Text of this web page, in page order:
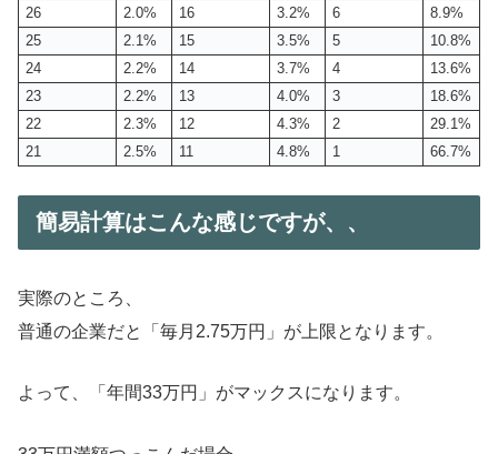
26
2.0% 16 3.2% 6
8.9%
25
2.1% 15 3.5% 5
10.8%
24
2.2% 14 3.7% 4
13.6%
23
2.2% 13 4.0% 3
18.6%
22
2.3% 12 4.3% 2
29.1%
21
2.5% 11 4.8% 1 66.7%
簡易計算はこんな感じですが、、
実際のところ、
普通の企業だと「毎月2.75万円」が上限となります。
よって、「年間33万円」がマックスになります。